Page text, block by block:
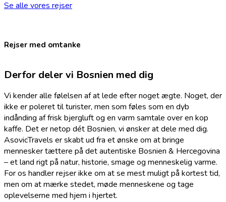
Se alle vores rejser
Rejser med omtanke
Derfor deler vi Bosnien med dig
Vi kender alle følelsen af at lede efter noget ægte. Noget, der
ikke er poleret til turister, men som føles som en dyb
indånding af frisk bjergluft og en varm samtale over en kop
kaffe. Det er netop dét Bosnien, vi ønsker at dele med dig.
AsovicTravels er skabt ud fra et ønske om at bringe
mennesker tættere på det autentiske Bosnien & Hercegovina
– et land rigt på natur, historie, smage og menneskelig varme.
For os handler rejser ikke om at se mest muligt på kortest tid,
men om at mærke stedet, møde menneskene og tage
oplevelserne med hjem i hjertet.